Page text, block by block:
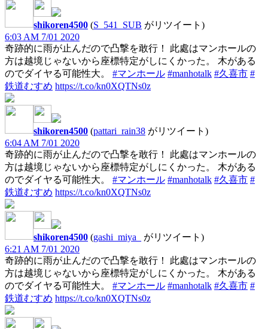
shikoren4500 (S_541_SUB がリツイート)
6:03 AM 7/01 2020
奇跡的に雨が止んだので凸撃を敢行！ 此處はマンホールの
方は越境じゃないから座標特定がしにくかった。 木がある
のでダイヤる可能性大。 #マンホール #manhotalk #久喜市 #
鉄道むすめ https://t.co/kn0XQTNs0z
shikoren4500 (pattari_rain38 がリツイート)
6:04 AM 7/01 2020
奇跡的に雨が止んだので凸撃を敢行！ 此處はマンホールの
方は越境じゃないから座標特定がしにくかった。 木がある
のでダイヤる可能性大。 #マンホール #manhotalk #久喜市 #
鉄道むすめ https://t.co/kn0XQTNs0z
shikoren4500 (gashi_miya_
がリツイート)
6:21 AM 7/01 2020
奇跡的に雨が止んだので凸撃を敢行！ 此處はマンホールの
方は越境じゃないから座標特定がしにくかった。 木がある
のでダイヤる可能性大。 #マンホール #manhotalk #久喜市 #
鉄道むすめ https://t.co/kn0XQTNs0z